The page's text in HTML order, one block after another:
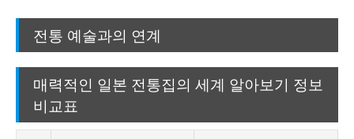
전통 예술과의 연계
매력적인 일본 전통집의 세계 알아보기 정보
비교표